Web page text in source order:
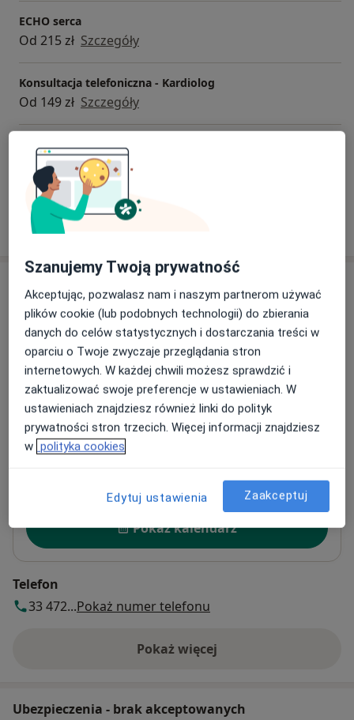
ECHO serca
Od 215 zł Szczegóły
Konsultacja telefoniczna - Kardiolog
Od 149 zł Szczegóły
Próba wysiłkowa
Od 315 zł Szczegóły
W jaki sposób ustalane są ceny?
Adres 1 Adres 2 Adres 3
Centrum Medyczne Grupa LUX MED –
Katowice, ul. Karłowicza 11
Karłowicza, 40-145 Katowice
otwiera się w nowej karcie
Pokaż kalendarz
Telefon
33 472...Pokaż numer telefonu
Pokaż więcej
o adresie
Ubezpieczenia - brak akceptowanych
Szanujemy Twoją prywatność
Akceptując, pozwalasz nam i naszym partnerom używać
plików cookie (lub podobnych technologii) do zbierania
danych do celów statystycznych i dostarczania treści w
oparciu o Twoje zwyczaje przeglądania stron
internetowych. W każdej chwili możesz sprawdzić i
zaktualizować swoje preferencje w ustawieniach. W
ustawieniach znajdziesz również linki do polityk
prywatności stron trzecich. Więcej informacji znajdziesz
w polityka cookies
Edytuj ustawienia Zaakceptuj